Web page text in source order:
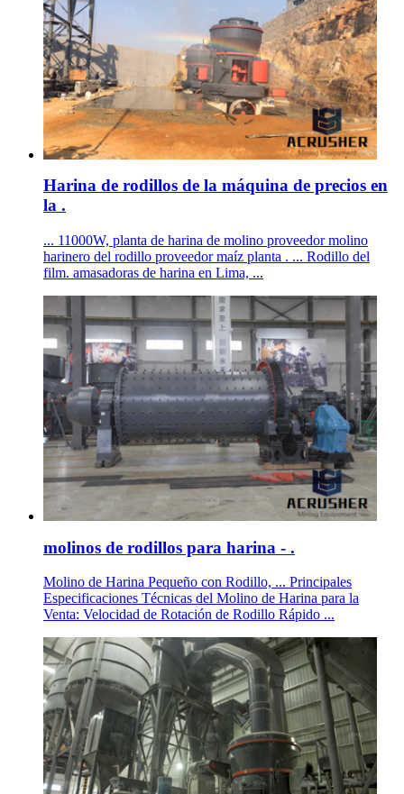
Harina de rodillos de la máquina de precios en
la .
... 11000W, planta de harina de molino proveedor molino
harinero del rodillo proveedor maíz planta . ... Rodillo del
film. amasadoras de harina en Lima, ...
molinos de rodillos para harina - .
Molino de Harina Pequeño con Rodillo, ... Principales
Especificaciones Técnicas del Molino de Harina para la
Venta: Velocidad de Rotación de Rodillo Rápido ...